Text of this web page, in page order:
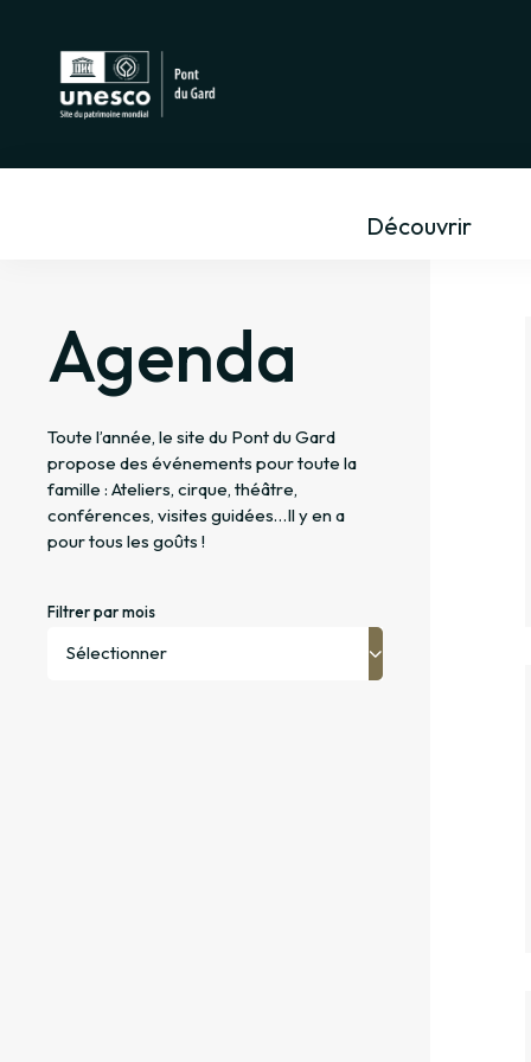
Découvrir
Agenda
Toute l’année, le site du Pont du Gard
propose des événements pour toute la
famille : Ateliers, cirque, théâtre,
conférences, visites guidées…Il y en a
pour tous les goûts !
Filtrer par mois
Sélectionner